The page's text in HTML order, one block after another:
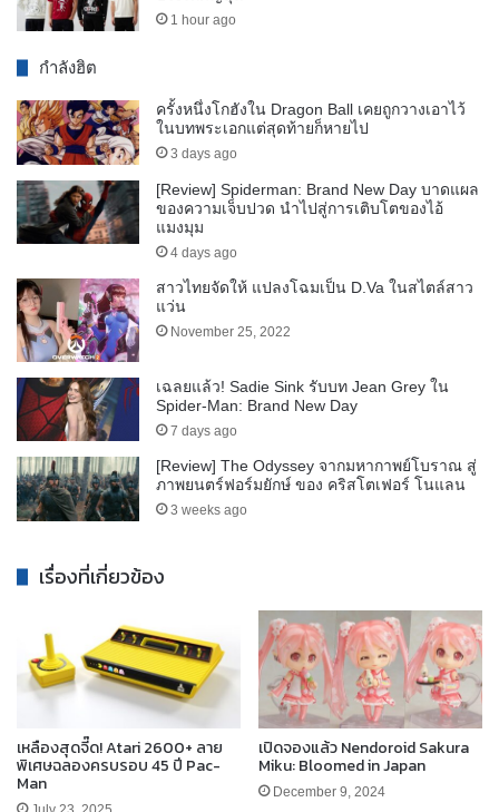
1 hour ago
กำลังฮิต
ครั้งหนึ่งโกฮังใน Dragon Ball เคยถูกวางเอาไว้
ในบทพระเอกแต่สุดท้ายก็หายไป
3 days ago
[Review] Spiderman: Brand New Day บาดแผล
ของความเจ็บปวด นำไปสู่การเติบโตของไอ้
แมงมุม
4 days ago
สาวไทยจัดให้ แปลงโฉมเป็น D.Va ในสไตล์สาว
แว่น
November 25, 2022
เฉลยแล้ว! Sadie Sink รับบท Jean Grey ใน
Spider-Man: Brand New Day
7 days ago
[Review] The Odyssey จากมหากาพย์โบราณ สู่
ภาพยนตร์ฟอร์มยักษ์ ของ คริสโตเฟอร์ โนแลน
3 weeks ago
เรื่องที่เกี่ยวข้อง
เหลืองสุดจี๊ด! Atari 2600+ ลาย
พิเศษฉลองครบรอบ 45 ปี Pac-
Man
เปิดจองแล้ว Nendoroid Sakura
Miku: Bloomed in Japan
December 9, 2024